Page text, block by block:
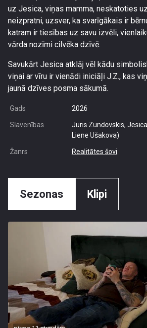
uz Jesica, viņas mamma, neskatoties
neizpratni, uzsver, ka svarīgākais ir
katram ir tiesības uz savu izvēli,
vārda nozīmi cilvēka dzīvē.
Savukārt Jesica atklāj vēl kādu
viņai ar vīru ir vienādi iniciāļi J.Z., kas
jaunā dzīves posma sākumā.
Gads 2026
Slavenības
Juris Zundovskis,
Liene Ušakova)
Žanrs Realitātes šovi
Sezonas Klipi